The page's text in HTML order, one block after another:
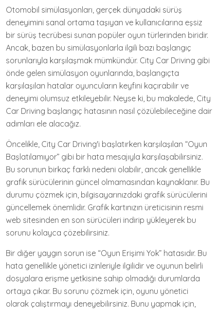
Otomobil simülasyonları, gerçek dünyadaki sürüş
deneyimini sanal ortama taşıyan ve kullanıcılarına eşsiz
bir sürüş tecrübesi sunan popüler oyun türlerinden biridir.
Ancak, bazen bu simülasyonlarla ilgili bazı başlangıç
sorunlarıyla karşılaşmak mümkündür. City Car Driving gibi
önde gelen simülasyon oyunlarında, başlangıçta
karşılaşılan hatalar oyuncuların keyfini kaçırabilir ve
deneyimi olumsuz etkileyebilir. Neyse ki, bu makalede, City
Car Driving başlangıç hatasının nasıl çözülebileceğine dair
adımları ele alacağız.
Öncelikle, City Car Driving'i başlatırken karşılaşılan “Oyun
Başlatılamıyor” gibi bir hata mesajıyla karşılaşabilirsiniz.
Bu sorunun birkaç farklı nedeni olabilir, ancak genellikle
grafik sürücülerinin güncel olmamasından kaynaklanır. Bu
durumu çözmek için, bilgisayarınızdaki grafik sürücülerini
güncellemek önemlidir. Grafik kartınızın üreticisinin resmi
web sitesinden en son sürücüleri indirip yükleyerek bu
sorunu kolayca çözebilirsiniz.
Bir diğer yaygın sorun ise “Oyun Erişimi Yok” hatasıdır. Bu
hata genellikle yönetici izinleriyle ilgilidir ve oyunun belirli
dosyalara erişme yetkisine sahip olmadığı durumlarda
ortaya çıkar. Bu sorunu çözmek için, oyunu yönetici
olarak çalıştırmayı deneyebilirsiniz. Bunu yapmak için,